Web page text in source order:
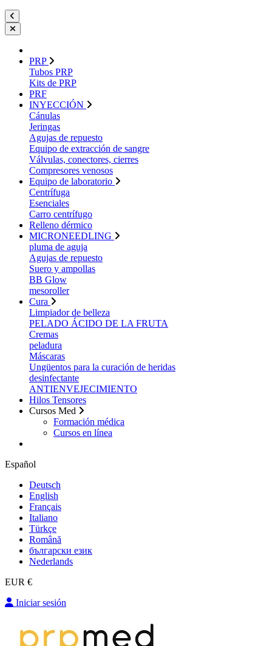
PRP
Tubos PRP
Kits de PRP
PRF
INYECCIÓN
Cánulas
Jeringas
Agujas de repuesto
Equipo de extracción de sangre
Válvulas, conectores, cierres
Compresores venosos
Equipo de laboratorio
Centrífuga
Esenciales
Carro centrífugo
Relleno dérmico
MICRONEEDLING
pluma de aguja
Agujas de repuesto
Suero y ampollas
BB Glow
mesoroller
Cura
Limpiador de belleza
PELADO ÁCIDO DE LA FRUTA
Cremas
peladura
Máscaras
Ungüentos para la curación de heridas
desinfectante
ANTIENVEJECIMIENTO
Hilos Tensores
Cursos Med
Formación médica
Cursos en línea
Español
Deutsch
English
Français
Italiano
Türkçe
Română
български език
Nederlands
EUR €
Iniciar sesión